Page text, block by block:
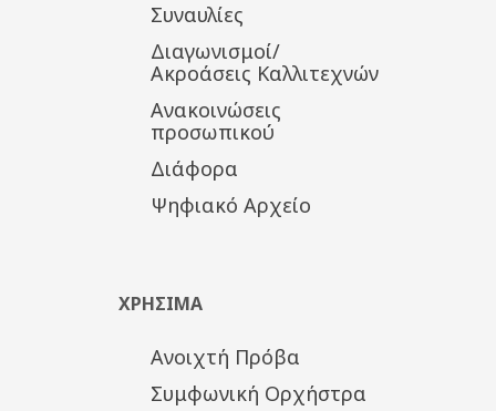
Συναυλίες
Διαγωνισμοί/
Ακροάσεις Καλλιτεχνών
Ανακοινώσεις
προσωπικού
Διάφορα
Ψηφιακό Αρχείο
ΧΡΗΣΙΜΑ
Ανοιχτή Πρόβα
Συμφωνική Ορχήστρα